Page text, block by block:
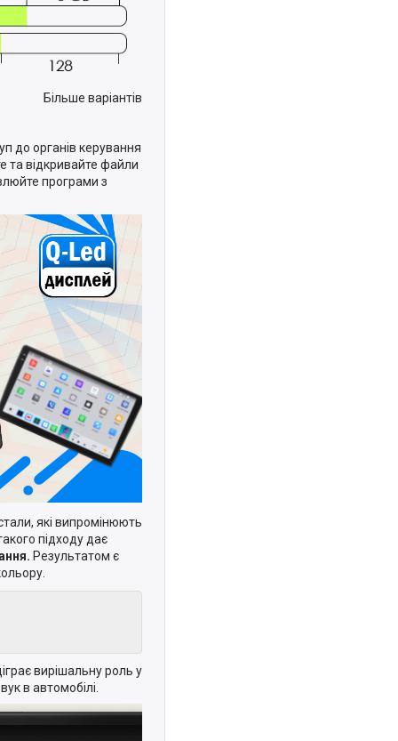
Більше варіантів
до органів керування
та відкривайте файли
програми з
які випромінюють
підходу дає
Результатом є
вирішальну роль у
в автомобілі.